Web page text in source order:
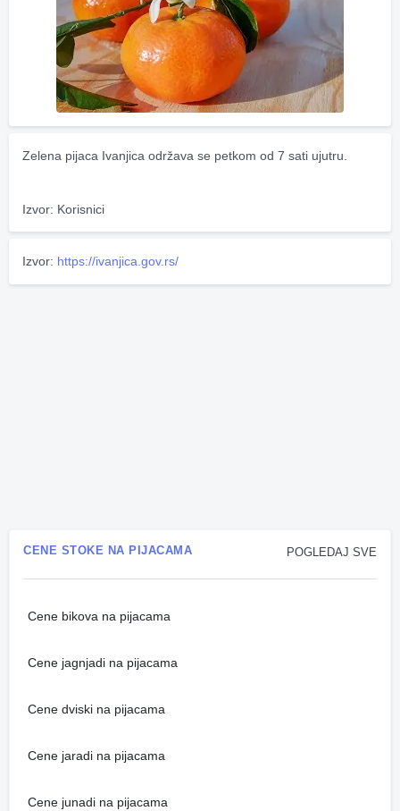
Zelena pijaca Ivanjica održava se petkom od 7 sati ujutru.
Izvor: Korisnici
Izvor: https://ivanjica.gov.rs/
POGLEDAJ SVE
CENE STOKE NA PIJACAMA
Cene bikova na pijacama
Cene jagnjadi na pijacama
Cene dviski na pijacama
Cene jaradi na pijacama
Cene junadi na pijacama